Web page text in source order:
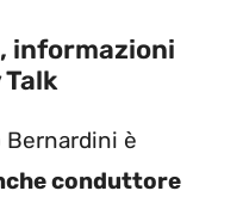
informazioni
Bernardini è
conduttore